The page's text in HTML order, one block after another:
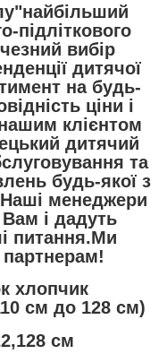
підліткового
вибір
дитячої
на будь-
ціни і
клієнтом
дитячий
та
будь-якої з
менеджери
і дадуть
питання.Ми
хлопчик
см до 128 см)
см